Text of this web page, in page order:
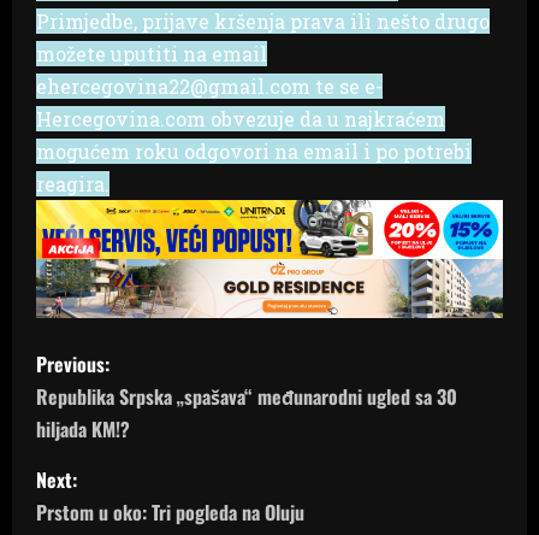
Primjedbe, prijave kršenja prava ili nešto drugo
možete uputiti na email
ehercegovina22@gmail.com te se e-
Hercegovina.com obvezuje da u najkraćem
mogućem roku odgovori na email i po potrebi
reagira.
P
o
s
t
Previous:
Republika Srpska „spašava“ međunarodni ugled sa 30
hiljada KM!?
Next:
Prstom u oko: Tri pogleda na Oluju